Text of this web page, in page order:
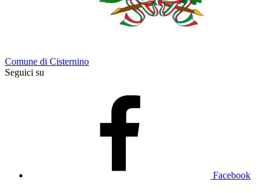
Comune di Cisternino
Seguici su
Facebook